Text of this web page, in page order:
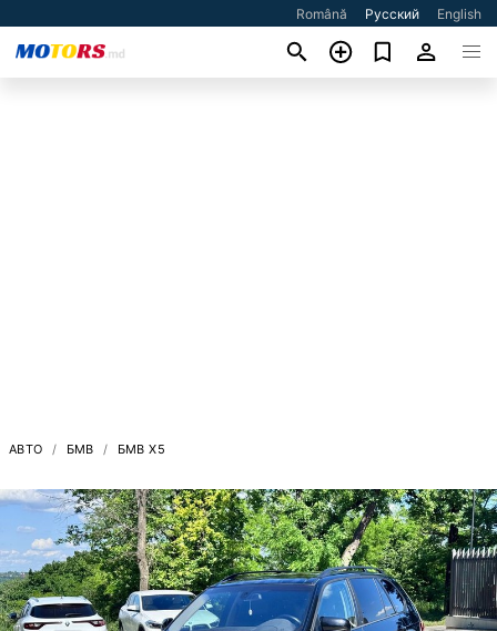
Română Русский English
АВТО БМВ БМВ X5